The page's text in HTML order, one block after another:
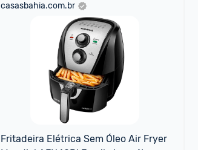
casasbahia.com.br
Fritadeira Elétrica Sem Óleo Air Fryer